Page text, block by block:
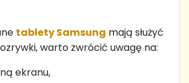
tablety Samsung mają służyć
warto zwrócić uwagę na:
ekranu,